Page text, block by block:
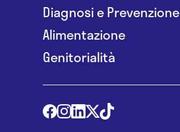
Diagnosi e Prevenzione
Alimentazione
Genitorialità